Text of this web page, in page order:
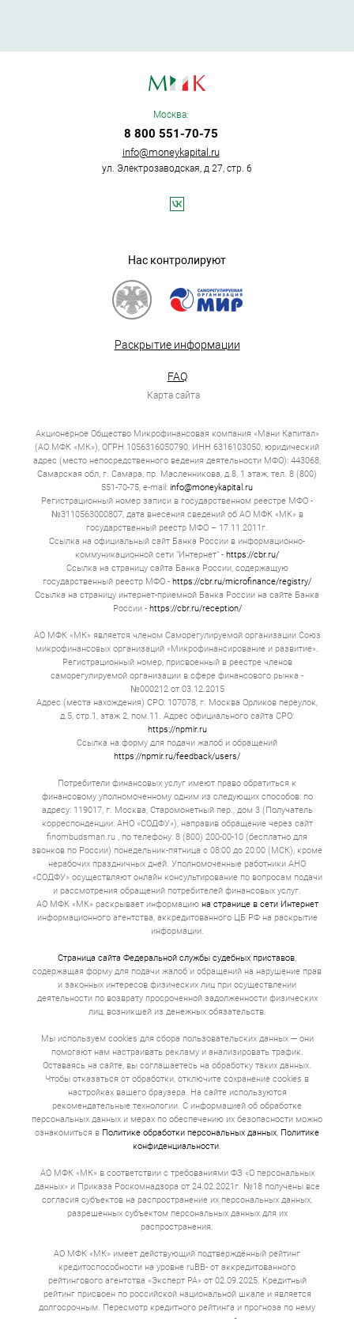
Москва:
8 800 551-70-75
info@moneykapital.ru
ул. Электрозаводская, д 27, стр. 6
Нас контролируют
Раскрытие информации
FAQ
Карта сайта
Акционерное Общество Микрофинансовая компания «Мани Капитал»
(АО МФК «МК»), ОГРН 1056316050790, ИНН 6316103050, юридический
адрес (место непосредственного ведения деятельности МФО): 443068,
Самарская обл, г. Самара, пр. Масленникова, д.8, 1 этаж, тел. 8 (800)
551-70-75, e-mail: info@moneykapital.ru
Регистрационный номер записи в государственном реестре МФО -
№3110563000807, дата внесения сведений об АО МФК «МК» в
государственный реестр МФО – 17.11.2011г.
Ссылка на официальный сайт Банка России в информационно-
коммуникационной сети "Интернет" - https://cbr.ru/
Ссылка на страницу сайта Банка России, содержащую
государственный реестр МФО - https://cbr.ru/microfinance/registry/
Ссылка на страницу интернет-приемной Банка России на сайте Банка
России - https://cbr.ru/reception/
АО МФК «МК» является членом Саморегулируемой организации Союз
микрофинансовых организаций «Микрофинансирование и развитие».
Регистрационный номер, присвоенный в реестре членов
саморегулируемой организации в сфере финансового рынка -
№000212 от 03.12.2015
Адрес (места нахождения) СРО: 107078, г. Москва Орликов переулок,
д.5, стр.1, этаж 2, пом.11. Адрес официального сайта СРО:
https://npmir.ru
Ссылка на форму для подачи жалоб и обращений
https://npmir.ru/feedback/users/
Потребители финансовых услуг имеют право обратиться к
финансовому уполномоченному одним из следующих способов: по
адресу: 119017, г. Москва, Старомонетный пер., дом 3 (Получатель
корреспонденции: АНО «СОДФУ»), направив обращение через сайт
finombudsman.ru , по телефону: 8 (800) 200-00-10 (бесплатно для
звонков по России) понедельник-пятница с 08:00 до 20:00 (МСК), кроме
нерабочих праздничных дней. Уполномоченные работники АНО
«СОДФУ» осуществляют онлайн консультирование по вопросам подачи
и рассмотрения обращений потребителей финансовых услуг.
АО МФК «МК» раскрывает информацию на странице в сети Интернет
информационного агентства, аккредитованного ЦБ РФ на раскрытие
информации.
Страница сайта Федеральной службы судебных приставов,
содержащая форму для подачи жалоб и обращений на нарушение прав
и законных интересов физических лиц при осуществлении
деятельности по возврату просроченной задолженности физических
лиц, возникшей из денежных обязательств.
Мы используем cookies для сбора пользовательских данных — они
помогают нам настраивать рекламу и анализировать трафик.
Оставаясь на сайте, вы соглашаетесь на обработку таких данных.
Чтобы отказаться от обработки, отключите сохранение cookies в
настройках вашего браузера. На сайте используются
рекомендательные технологии. С информацией об обработке
персональных данных и мерах по обеспечению их безопасности можно
ознакомиться в Политике обработки персональных данных, Политике
конфиденциальности.
АО МФК «МК» в соответствии с требованиями ФЗ «О персональных
данных» и Приказа Роскомнадзора от 24.02.2021г. №18 получены все
согласия субъектов на распространение их персональных данных,
разрешенных субъектом персональных данных для их
распространения.
АО МФК «МК» имеет действующий подтверждённый рейтинг
кредитоспособности на уровне ruBB- от аккредитованного
рейтингового агентства «Эксперт РА» от 02.09.2025. Кредитный
рейтинг присвоен по российской национальной шкале и является
долгосрочным. Пересмотр кредитного рейтинга и прогноза по нему